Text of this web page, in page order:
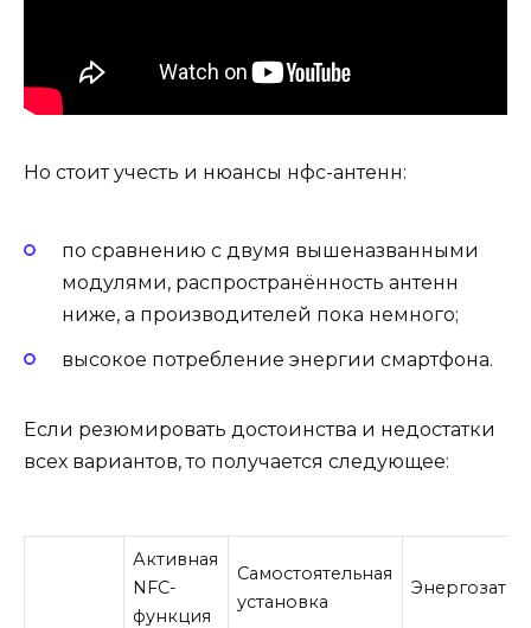
Но стоит учесть и нюансы нфс-антенн:
по сравнению с двумя вышеназванными
модулями, распространённость антенн
ниже, а производителей пока немного;
высокое потребление энергии смартфона.
Если резюмировать достоинства и недостатки
всех вариантов, то получается следующее:
Активная
NFC-
функция
Самостоятельная
установка